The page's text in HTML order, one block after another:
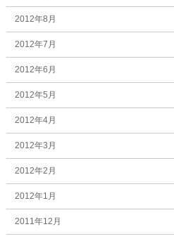
2012年8月
2012年7月
2012年6月
2012年5月
2012年4月
2012年3月
2012年2月
2012年1月
2011年12月